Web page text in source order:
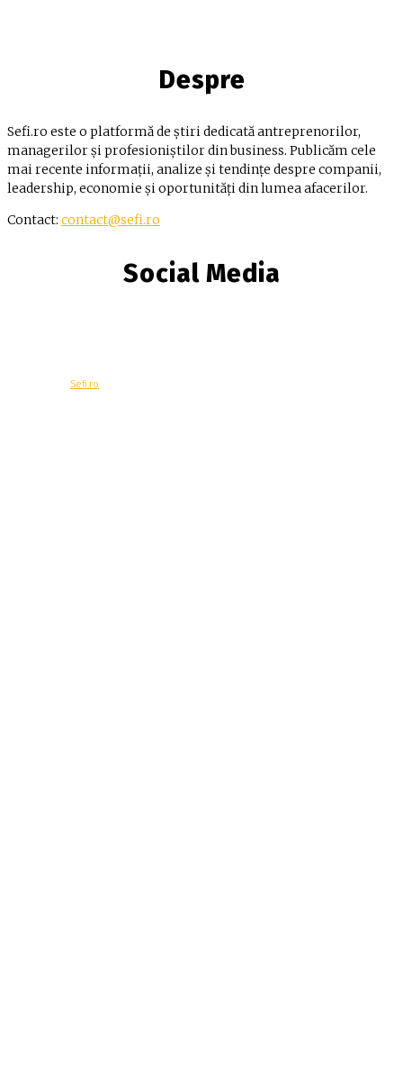
Despre
Sefi.ro este o platformă de știri dedicată antreprenorilor,
managerilor și profesioniștilor din business. Publicăm cele
mai recente informații, analize și tendințe despre companii,
leadership, economie și oportunități din lumea afacerilor.
Contact: contact@sefi.ro
Social Media
Sefi.ro